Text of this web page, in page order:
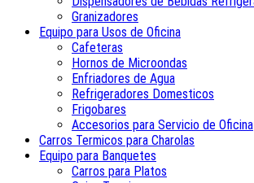
Granizadores
Equipo para Usos de Oficina
Cafeteras
Hornos de Microondas
Enfriadores de Agua
Refrigeradores Domesticos
Frigobares
Accesorios para Servicio de Oficina
Carros Termicos para Charolas
Equipo para Banquetes
Carros para Platos